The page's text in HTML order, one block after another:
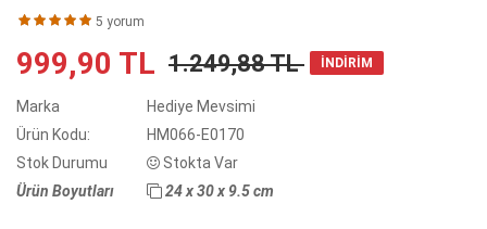
5 yorum
999,90 TL 1.249,88 TL İNDİRİM
Marka
Hediye Mevsimi
Ürün Kodu:
HM066-E0170
Stok Durumu
Stokta Var
Ürün Boyutları
24 x 30 x 9.5 cm